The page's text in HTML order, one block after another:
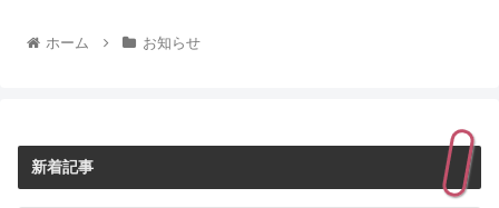
ホーム お知らせ
新着記事